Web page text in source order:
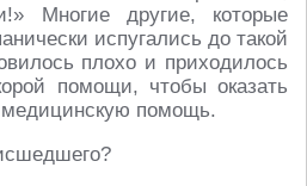
Многие другие, которые
испугались до такой
плохо и приходилось
помощи, чтобы оказать
помощь.